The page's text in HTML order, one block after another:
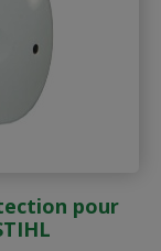
pour